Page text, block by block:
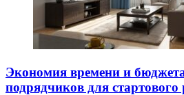
Экономия времени и
подрядчиков для